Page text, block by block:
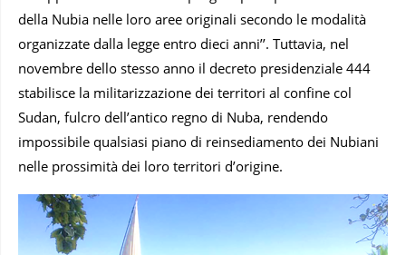
della Nubia nelle loro aree originali secondo le modalità
organizzate dalla legge entro dieci anni’’. Tuttavia, nel
novembre dello stesso anno il decreto presidenziale 444
stabilisce la militarizzazione dei territori al confine col
Sudan, fulcro dell’antico regno di Nuba, rendendo
impossibile qualsiasi piano di reinsediamento dei Nubiani
nelle prossimità dei loro territori d’origine.